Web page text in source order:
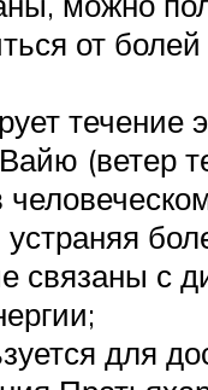
от
течение
(ветер
связаны с
для